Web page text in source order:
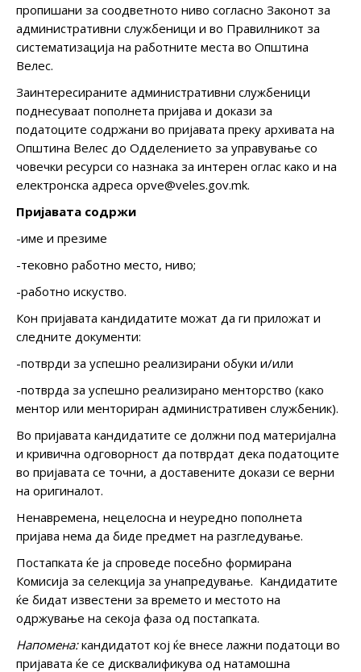
пропишани за соодветното ниво согласно Законот за
административни службеници и во Правилникот за
систематизација на работните места во Општина
Велес.
Заинтересираните административни службеници
поднесуваат пополнета пријава и докази за
податоците содржани во пријавата преку архивата на
Општина Велес до Одделението за управување со
човечки ресурси со назнака за интерен оглас како и на
електронска адреса opve@veles.gov.mk.
Пријавата содржи
-име и презиме
-тековно работно место, ниво;
-работно искуство.
Кон пријавата кандидатите можат да ги приложат и
следните документи:
-потврди за успешно реализирани обуки и/или
-потврда за успешно реализирано менторство (како
ментор или менториран административен службеник).
Во пријавата кандидатите се должни под материјална
и кривична одговорност да потврдат дека податоците
во пријавата се точни, а доставените докази се верни
на оригиналот.
Ненавремена, нецелосна и неуредно пополнета
пријава нема да биде предмет на разгледување.
Постапката ќе ја спроведе посебно формирана
Комисија за селекција за унапредување. Кандидатите
ќе бидат известени за времето и местото на
одржување на секоја фаза од постапката.
Напомена:кандидатот кој ќе внесе лажни податоци во
пријавата ќе се дисквалификува од натамошна